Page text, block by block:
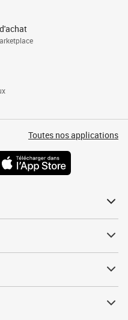
Toutes nos applications